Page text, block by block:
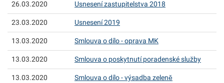
26.03.2020 Usnesení zastupitelstva 2018
23.03.2020 Usnesení 2019
13.03.2020 Smlouva o dílo - oprava MK
13.03.2020 Smlouva o poskytnutí poradenské služby
13.03.2020 Smlouva o dílo - výsadba zeleně